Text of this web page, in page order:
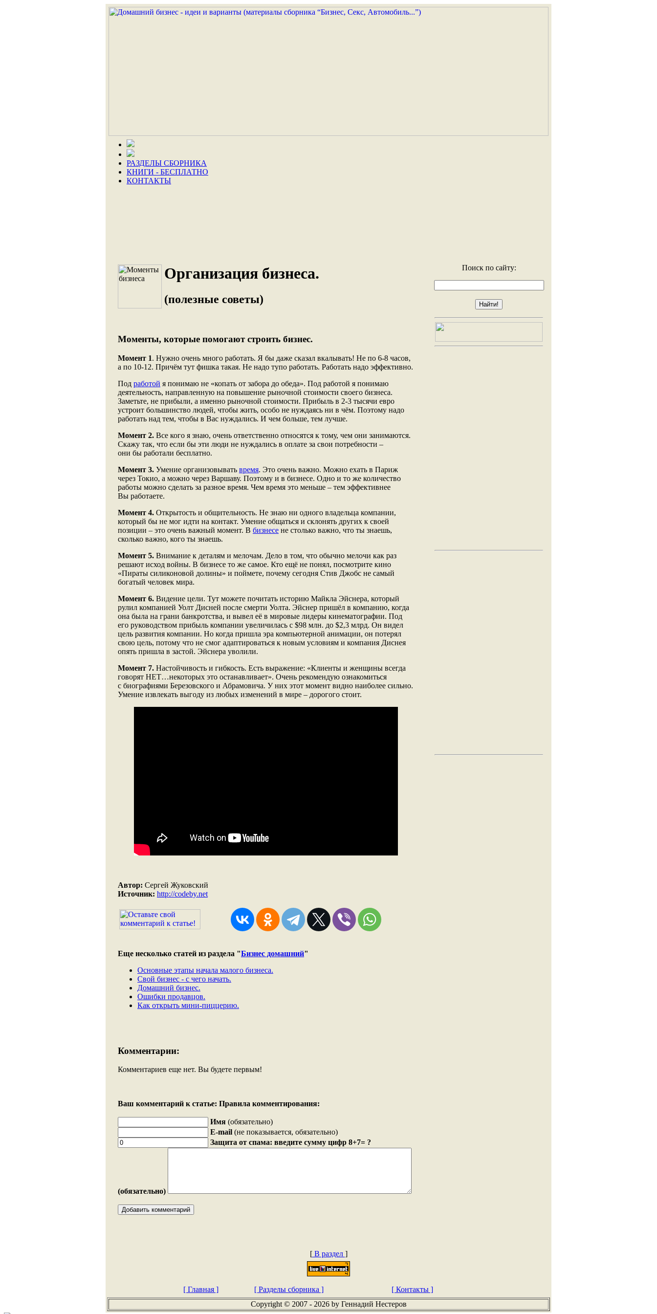
РАЗДЕЛЫ СБОРНИКА
КНИГИ - БЕСПЛАТНО
КОНТАКТЫ
Организация бизнеса.
(полезные советы)
Моменты, которые помогают строить бизнес.
Момент 1. Нужно очень много работать. Я бы даже сказал вкалывать! Не по 6-8 часов,
а по 10-12. Причём тут фишка такая. Не надо тупо работать. Работать надо эффективно.
Под работой я понимаю не «копать от забора до обеда». Под работой я понимаю
деятельность, направленную на повышение рыночной стоимости своего бизнеса.
Заметьте, не прибыли, а именно рыночной стоимости. Прибыль в 2-3 тысячи евро
устроит большинство людей, чтобы жить, особо не нуждаясь ни в чём. Поэтому надо
работать над тем, чтобы в Вас нуждались. И чем больше, тем лучше.
Момент 2. Все кого я знаю, очень ответственно относятся к тому, чем они занимаются.
Скажу так, что если бы эти люди не нуждались в оплате за свои потребности –
они бы работали бесплатно.
Момент 3. Умение организовывать время. Это очень важно. Можно ехать в Париж
через Токио, а можно через Варшаву. Поэтому и в бизнесе. Одно и то же количество
работы можно сделать за разное время. Чем время это меньше – тем эффективнее
Вы работаете.
Момент 4. Открытость и общительность. Не знаю ни одного владельца компании,
который бы не мог идти на контакт. Умение общаться и склонять других к своей
позиции – это очень важный момент. В бизнесе не столько важно, что ты знаешь,
сколько важно, кого ты знаешь.
Момент 5. Внимание к деталям и мелочам. Дело в том, что обычно мелочи как раз
решают исход войны. В бизнесе то же самое. Кто ещё не понял, посмотрите кино
«Пираты силиконовой долины» и поймете, почему сегодня Стив Джобс не самый
богатый человек мира.
Момент 6. Видение цели. Тут можете почитать историю Майкла Эйснера, который
рулил компанией Уолт Дисней после смерти Уолта. Эйснер пришёл в компанию, когда
она была на грани банкротства, и вывел её в мировые лидеры кинематографии. Под
его руководством прибыль компании увеличилась с $98 млн. до $2,3 млрд. Он видел
цель развития компании. Но когда пришла эра компьютерной анимации, он потерял
свою цель, потому что не смог адаптироваться к новым условиям и компания Диснея
опять пришла в застой. Эйснера уволили.
Момент 7. Настойчивость и гибкость. Есть выражение: «Клиенты и женщины всегда
говорят НЕТ…некоторых это останавливает». Очень рекомендую ознакомиться
с биографиями Березовского и Абрамовича. У них этот момент видно наиболее сильно.
Умение извлекать выгоду из любых изменений в мире – дорогого стоит.
Автор: Сергей Жуковский
Источник: http://codeby.net
Еще несколько статей из раздела "Бизнес домашний"
Основные этапы начала малого бизнеса.
Свой бизнес - с чего начать.
Домашний бизнес.
Ошибки продавцов.
Как открыть мини-пиццерию.
Комментарии:
Комментариев еще нет. Вы будете первым!
Ваш комментарий к статье: Правила комментирования:
Имя (обязательно)
E-mail (не показывается, обязательно)
Защита от спама: введите сумму цифр 8+7= ?
(обязательно)
Поиск по сайту:
[В раздел ]
[ Главная ] [ Разделы сборника ]
[ Контакты ]
Copyright © 2007 - 2026 by Геннадий Нестеров